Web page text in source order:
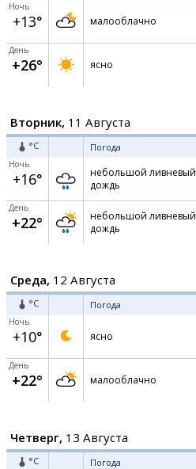
Ночь
+13° малооблачно
День
+26° ясно
Вторник, 11 Августа
°C Погода
Ночь
+16°
небольшой ливневый
дождь
День
+22°
небольшой ливневый
дождь
Среда, 12 Августа
°C Погода
Ночь
+10° ясно
День
+22° малооблачно
Четверг, 13 Августа
°C Погода